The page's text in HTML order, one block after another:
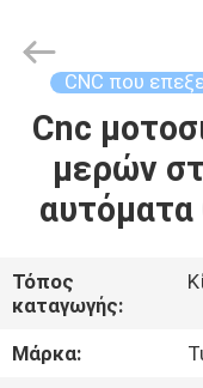
ΣΠΊΤΙ
ΠΡΟΪΌΝΤΑ
ΣΧΕΤΙΚΆ
ΜΕ
ΕΜΆΣ
Tuofa
Technology
Rights
Reserved.
CNC που
Cnc
μερών
αυτόματα
Τόπος
καταγωγής:
Μάρκα: